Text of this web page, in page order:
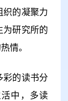
织的凝聚力
为研究所的
情。
的读书分
中，多读